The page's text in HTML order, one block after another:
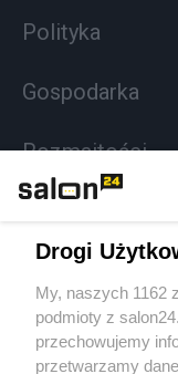
Polityka
Gospodarka
Rozmaitości
Sport
Społeczeństwo
Drogi
My, naszych 1162
podmioty z
przechowujemy
przetwarzamy